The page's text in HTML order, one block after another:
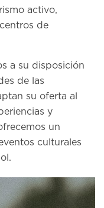
activo,
de
a su disposición
de las
su oferta al
y
un
culturales